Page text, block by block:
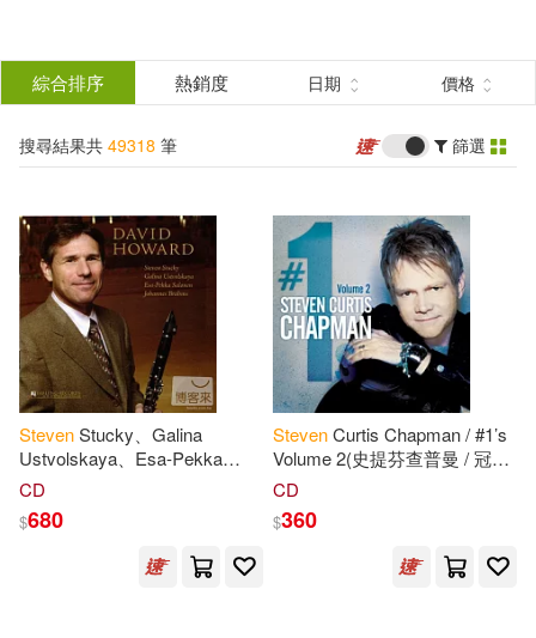
結
篩
分類 (單選)
所有商品(49318)
圖書(48995) 影音(244)
雜誌(6)
有聲書(1)
作者 (可複選)
Steven(12176)
綜合排序 熱銷度 日期 價格
搜尋結果共 49318 筆 篩選
StevenStucky、Galina
Ustvolskaya、Esa-Pekka
Salonen、Johannes Brahms /
大衛.霍華(豎笛))
CD
$680
StevenCurtis Chapman / #1’s
Volume 2(史提芬查普曼 / 冠軍
單曲精選 第二集)
CD
$360